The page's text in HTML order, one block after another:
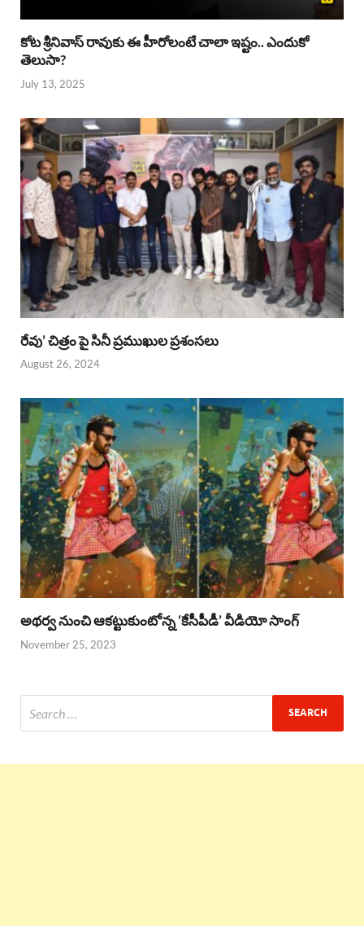
కోట శ్రీనివాస్ రావుకు ఈ హీరోలంటే చాలా ఇష్టం.. ఎందుకో
తెలుసా?
July 13, 2025
రేవు’ చిత్రం పై సినీ ప్రముఖుల ప్రశంసలు
August 26, 2024
అథర్వ నుంచి ఆకట్టుకుంటోన్న ‘కేసీపీడీ’ వీడియో సాంగ్
November 25, 2023